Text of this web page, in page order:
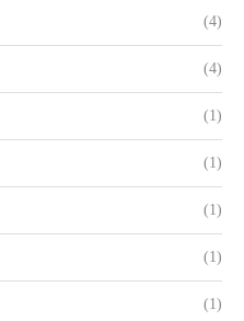
(4)
(4)
(1)
(1)
(1)
(1)
(1)